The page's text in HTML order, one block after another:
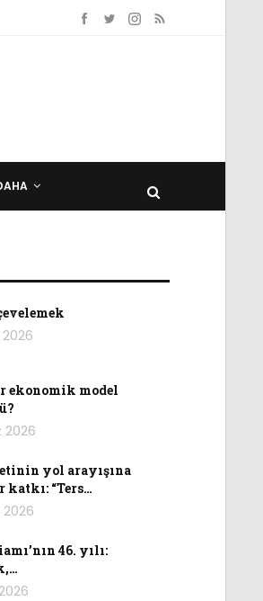
ekonomik model
yol arayışına
“Ters…
46. yılı: